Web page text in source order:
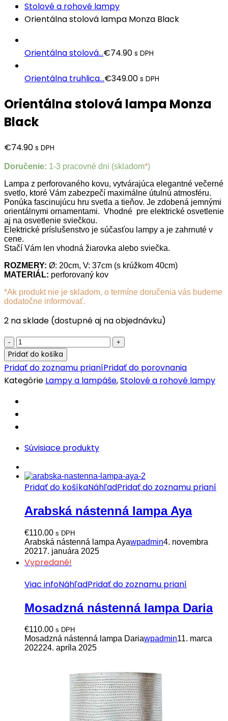
Stolové a rohové lampy
Orientálna stolová lampa Monza Black
Orientálna stolová...€74.90 s DPH
Orientálna truhlica...€349.00 s DPH
Orientálna stolová lampa Monza
Black
€74.90 s DPH
Doručenie: 1-3 pracovné dni (skladom*)
Lampa z perforovaného kovu, vytvárajúca elegantné večerné
svetlo, ktoré Vám zabezpečí maximálne útulnú atmosféru.
Ponúka fascinujúcu hru svetla a tieňov. Je zdobená jemnými
orientálnymi ornamentami. Vhodné pre elektrické osvetlenie
aj na osvetlenie sviečkou.
Elektrické príslušenstvo je súčasťou lampy a je zahrnuté v
cene.
Stačí Vám len vhodná žiarovka alebo sviečka.
ROZMERY: Ø: 20cm, V: 37cm (s krúžkom 40cm)
MATERIÁL: perforovaný kov
*Ak produkt nie je skladom, o termíne doručenia vás budeme
dodatočne informovať.
2 na sklade (dostupné aj na objednávku)
Orientálna
stolová
lampa
Monza
quantity
Pridať do košíka
Pridať do zoznamu prianíPridať do porovnania
Kategórie Lampy a lampáše,Stolové a rohové lampy
Súvisiace produkty
Pridať do košíkaNáhľadPridať do zoznamu prianí
Arabská nástenná lampa Aya
€110.00 s DPH
Arabská nástenná lampa Ayawpadmin4. novembra
20217. januára 2025
Vypredané!
Viac infoNáhľadPridať do zoznamu prianí
Mosadzná nástenná lampa Daria
€110.00 s DPH
Mosadzná nástenná lampa Dariawpadmin11. marca
202224. apríla 2025